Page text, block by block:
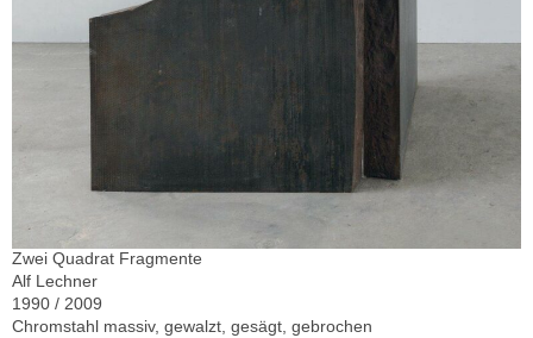
Zwei Quadrat Fragmente
Alf Lechner
1990 / 2009
Chromstahl massiv, gewalzt, gesägt, gebrochen